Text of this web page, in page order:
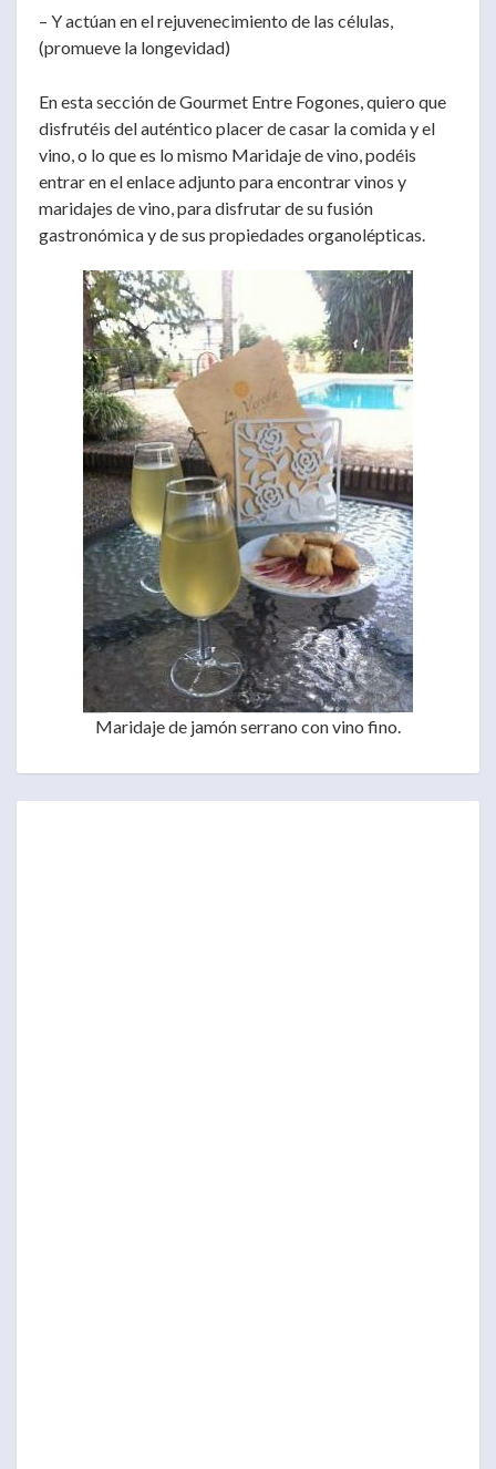
– Y actúan en el rejuvenecimiento de las células,
(promueve la longevidad)
En esta sección de Gourmet Entre Fogones, quiero que
disfrutéis del auténtico placer de casar la comida y el
vino, o lo que es lo mismo Maridaje de vino, podéis
entrar en el enlace adjunto para encontrar vinos y
maridajes de vino, para disfrutar de su fusión
gastronómica y de sus propiedades organolépticas.
Maridaje de jamón serrano con vino fino.